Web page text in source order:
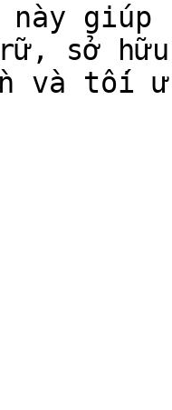
này
sở hữu
và tối